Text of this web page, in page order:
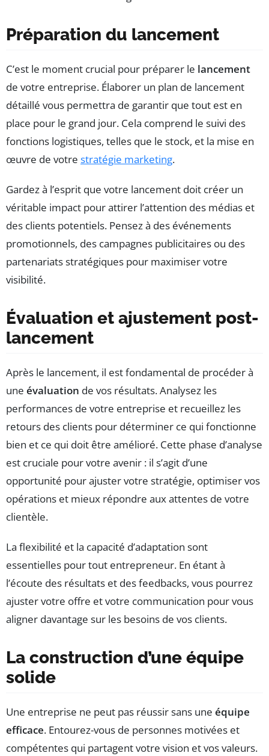
Préparation du lancement
C’est le moment crucial pour préparer le lancement
de votre entreprise. Élaborer un plan de lancement
détaillé vous permettra de garantir que tout est en
place pour le grand jour. Cela comprend le suivi des
fonctions logistiques, telles que le stock, et la mise en
œuvre de votre stratégie marketing.
Gardez à l’esprit que votre lancement doit créer un
véritable impact pour attirer l’attention des médias et
des clients potentiels. Pensez à des événements
promotionnels, des campagnes publicitaires ou des
partenariats stratégiques pour maximiser votre
visibilité.
Évaluation et ajustement post-
lancement
Après le lancement, il est fondamental de procéder à
une évaluation de vos résultats. Analysez les
performances de votre entreprise et recueillez les
retours des clients pour déterminer ce qui fonctionne
bien et ce qui doit être amélioré. Cette phase d’analyse
est cruciale pour votre avenir : il s’agit d’une
opportunité pour ajuster votre stratégie, optimiser vos
opérations et mieux répondre aux attentes de votre
clientèle.
La flexibilité et la capacité d’adaptation sont
essentielles pour tout entrepreneur. En étant à
l’écoute des résultats et des feedbacks, vous pourrez
ajuster votre offre et votre communication pour vous
aligner davantage sur les besoins de vos clients.
La construction d’une équipe
solide
Une entreprise ne peut pas réussir sans une équipe
efficace. Entourez-vous de personnes motivées et
compétentes qui partagent votre vision et vos valeurs.